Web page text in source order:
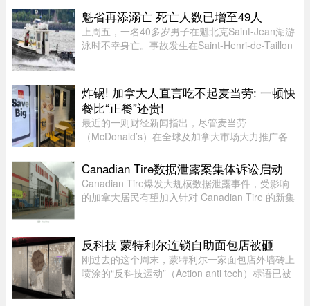
的产品为 2026 年 7 月 9 日至 ...
魁省再添溺亡 死亡人数已增至49人
上周五，一名40多岁男子在魁北克Saint-Jean湖游
泳时不幸身亡。事故发生在Saint-Henri-de-Taillon
（SQ）发言人Louis-Philipp ...
炸锅! 加拿大人直言吃不起麦当劳: 一顿快
餐比“正餐”还贵!
最近的一则财经新闻指出，尽管麦当劳
（McDonald’s）在全球及加拿大市场大力推广各
度依然出现了明显的放缓。图片来源：Global
News这一现象在加拿大知名社区论坛 r/ ...
Canadian Tire数据泄露案集体诉讼启动
Canadian Tire爆发大规模数据泄露事件，受影响
的加拿大居民有望加入针对 Canadian Tire 的新集
数据泄露影响的 Canadian ...
反科技 蒙特利尔连锁自助面包店被砸
刚过去的这个周末，蒙特利尔一家面包店外墙砖上
喷涂的“反科技运动”（Action anti tech）标语已被